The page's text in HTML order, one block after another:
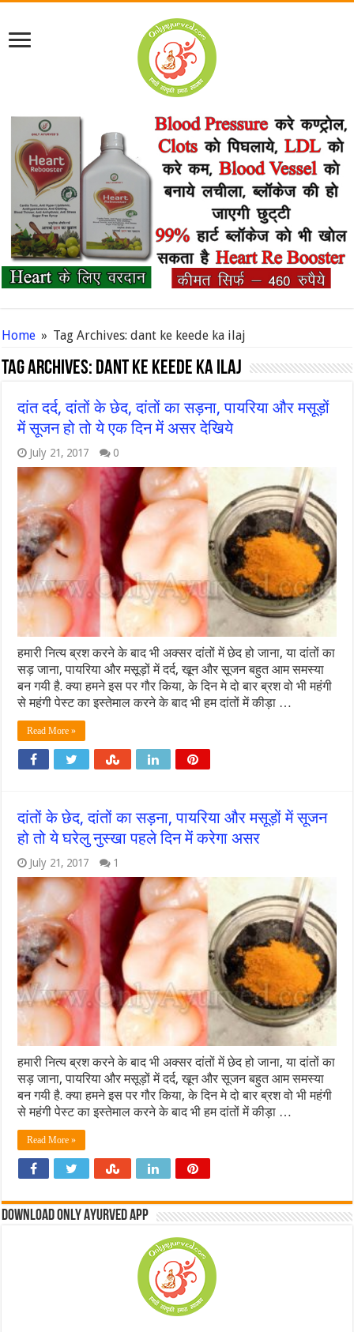
Home » Tag Archives: dant ke keede ka ilaj
Tag Archives: dant ke keede ka ilaj
दांत दर्द, दांतों के छेद, दांतों का सड़ना, पायरिया और मसूड़ों
में सूजन हो तो ये एक दिन में असर देखिये
July 21, 2017 0
हमारी नित्य ब्रश करने के बाद भी अक्सर दांतों में छेद हो जाना, या दांतों का
सड़ जाना, पायरिया और मसूड़ों में दर्द, खून और सूजन बहुत आम समस्या
बन गयी है. क्या हमने इस पर गौर किया, के दिन मे दो बार ब्रश वो भी महंगी
से महंगी पेस्ट का इस्तेमाल करने के बाद भी हम दांतों में कीड़ा …
Read More »
दांतों के छेद, दांतों का सड़ना, पायरिया और मसूड़ों में सूजन
हो तो ये घरेलु नुस्खा पहले दिन में करेगा असर
July 21, 2017 1
हमारी नित्य ब्रश करने के बाद भी अक्सर दांतों में छेद हो जाना, या दांतों का
सड़ जाना, पायरिया और मसूड़ों में दर्द, खून और सूजन बहुत आम समस्या
बन गयी है. क्या हमने इस पर गौर किया, के दिन मे दो बार ब्रश वो भी महंगी
से महंगी पेस्ट का इस्तेमाल करने के बाद भी हम दांतों में कीड़ा …
Read More »
Download Only Ayurved App